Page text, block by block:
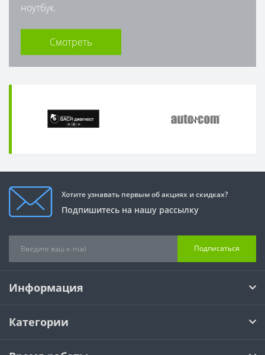
ноутбук.
Смотреть
Хотите узнавать первым об акциях и скидках?
Подпишитесь на нашу рассылку
Подписаться
Информация
Категории